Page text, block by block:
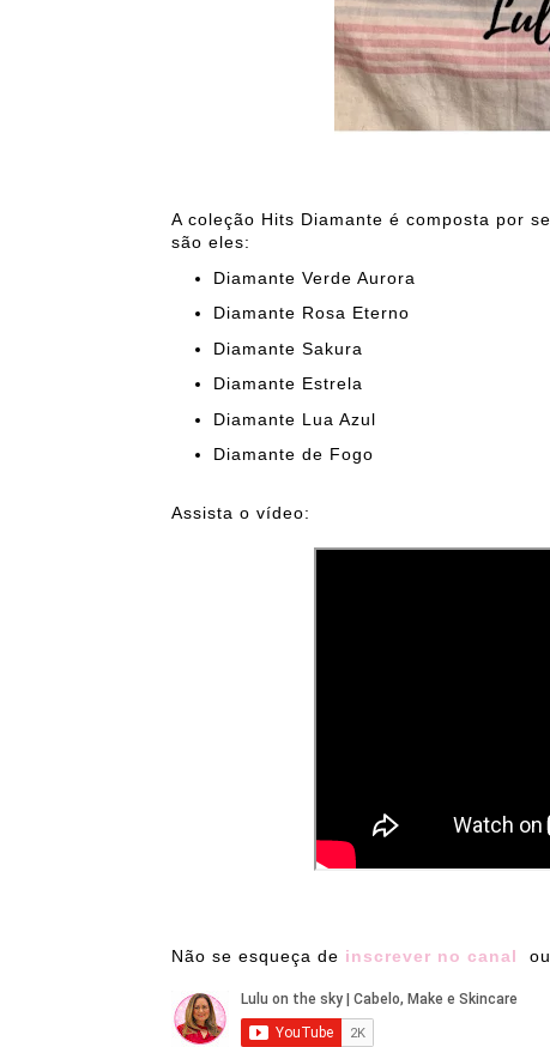
A coleção Hits Diamante é composta por
são eles:
Diamante Verde Aurora
Diamante Rosa Eterno
Diamante Sakura
Diamante Estrela
Diamante Lua Azul
Diamante de Fogo
Assista o vídeo:
Não se esqueça de inscrever no canal